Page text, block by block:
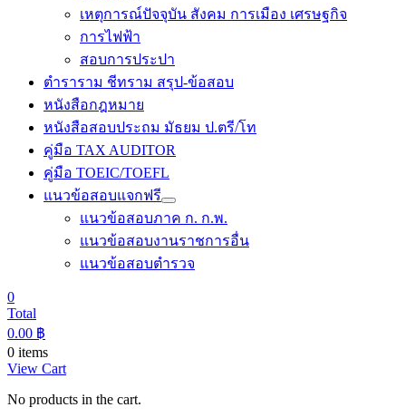
เหตุการณ์ปัจจุบัน สังคม การเมือง เศรษฐกิจ
การไฟฟ้า
สอบการประปา
ตำราราม ชีทราม สรุป-ข้อสอบ
หนังสือกฎหมาย
หนังสือสอบประถม มัธยม ป.ตรี/โท
คู่มือ TAX AUDITOR
คู่มือ TOEIC/TOEFL
แนวข้อสอบแจกฟรี
แนวข้อสอบภาค ก. ก.พ.
แนวข้อสอบงานราชการอื่น
แนวข้อสอบตำรวจ
0
Total
0.00 ฿
0 items
View Cart
No products in the cart.